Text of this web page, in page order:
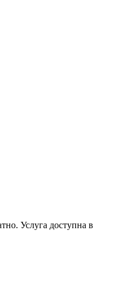
Услуга доступна в